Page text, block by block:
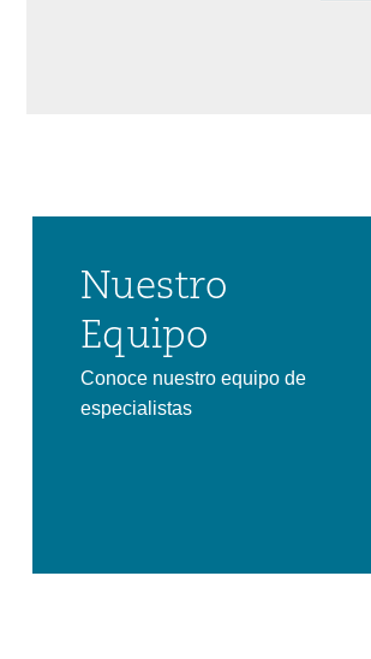
Nuestro
Equipo
Conoce nuestro equipo de
especialistas